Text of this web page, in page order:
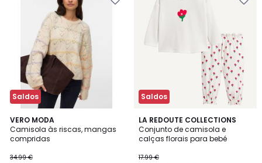
Saldos
VERO MODA
Camisola às riscas, mangas
compridas
34.99 €
Saldos
LA REDOUTE COLLECTIONS
Conjunto de camisola e
calças florais para bebé
17.99 €
5
/
5